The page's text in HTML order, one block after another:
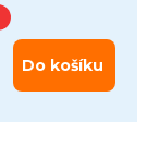
Do košíku